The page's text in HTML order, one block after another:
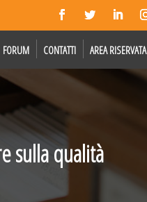
FORUM CONTATTI AREA RISERVATA
sulla qualità